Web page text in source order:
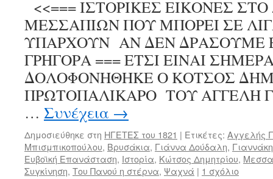
<<=== ΙΣΤΟΡΙΚΕΣ ΕΙΚΟΝΕΣ
ΜΕΣΣΑΠΙΩΝ ΠΟΥ ΜΠΟΡΕΙ ΣΕ
ΥΠΑΡΧΟΥΝ ΑΝ ΔΕΝ ΔΡΑΣΟΥΜΕ
ΓΡΗΓΟΡΑ === ΕΤΣΙ ΕΙΝΑΙ
ΔΟΛΟΦΟΝΗΘΗΚΕ Ο ΚΟΤΣΟΣ
ΠΡΩΤΟΠΑΛΙΚΑΡΟ ΤΟΥ ΑΓΓΕΛΗ
… Συνέχεια →
Δημοσιεύθηκε στη ΗΓΕΤΕΣ του 1821 | Ετικέτες: Αγγελής
Μπισμπικοπούλου, Βρυσάκια, Γιάννα Δούδαλη,
Ευβοϊκή Επανάσταση, Ιστορία, Κώτσος Δημητρίου,
Συγκίνηση, Του Πανού η στέρνα, Ψαχνά | 1 σχόλιο